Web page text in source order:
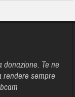
donazione. Te ne
rendere sempre